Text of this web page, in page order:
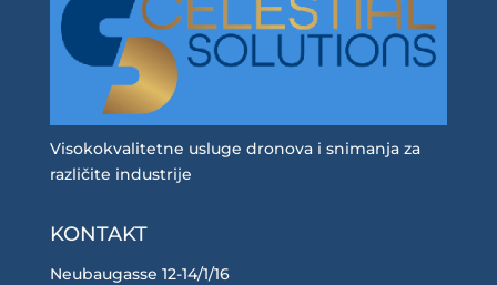
Visokokvalitetne usluge dronova i snimanja za
različite industrije
KONTAKT
Neubaugasse 12-14/1/16